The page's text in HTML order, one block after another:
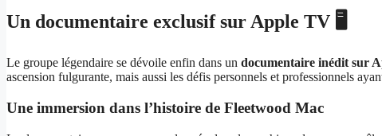
Un documentaire exclusif sur Apple TV 🖥️
Le groupe légendaire se dévoile enfin dans un documentaire inédit sur
ascension fulgurante, mais aussi les défis personnels et professionnels
Une immersion dans l’histoire de Fleetwood Mac